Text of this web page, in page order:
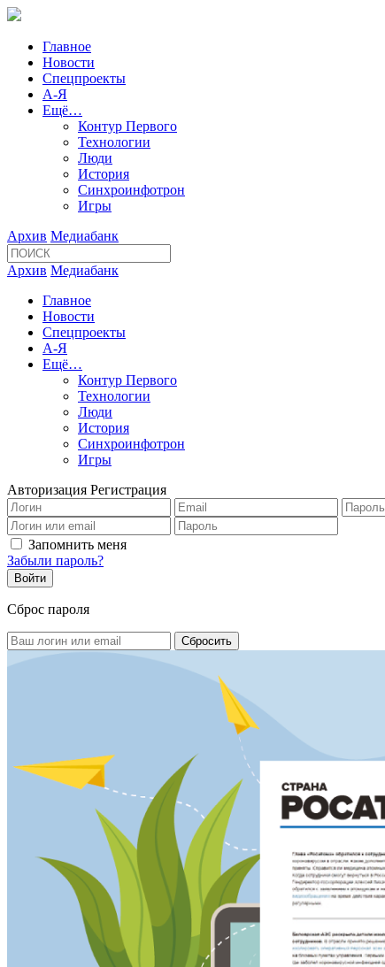
Главное
Новости
Спецпроекты
А-Я
Ещё…
Контур Первого
Технологии
Люди
История
Синхроинфотрон
Игры
Архив Медиабанк
Архив Медиабанк
Главное
Новости
Спецпроекты
А-Я
Ещё…
Контур Первого
Технологии
Люди
История
Синхроинфотрон
Игры
Авторизация Регистрация
Запомнить меня
Забыли пароль?
Сброс пароля